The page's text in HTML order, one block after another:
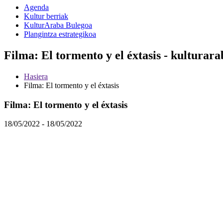
Agenda
Kultur berriak
KulturAraba Bulegoa
Plangintza estrategikoa
Filma: El tormento y el éxtasis -
Hasiera
Filma: El tormento y el éxtasis
Filma: El tormento y el éxtasis
18/05/2022 - 18/05/2022